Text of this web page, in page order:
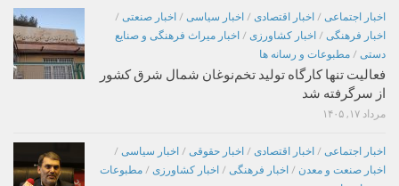
اخبار اجتماعی / اخبار اقتصادی / اخبار سیاسی / اخبار صنعتی /
اخبار فرهنگی / اخبار کشاورزی / اخبار میراث فرهنگی و صنایع
دستی / مطبوعات و رسانه ها
فعالیت تنها کارگاه تولید تخم‌نوغان شمال شرق کشور
از سرگرفته شد
مرداد ۱۷, ۱۴۰۵
اخبار اجتماعی / اخبار اقتصادی / اخبار حقوقی / اخبار سیاسی /
اخبار صنعت و معدن / اخبار فرهنگی / اخبار کشاورزی / مطبوعات